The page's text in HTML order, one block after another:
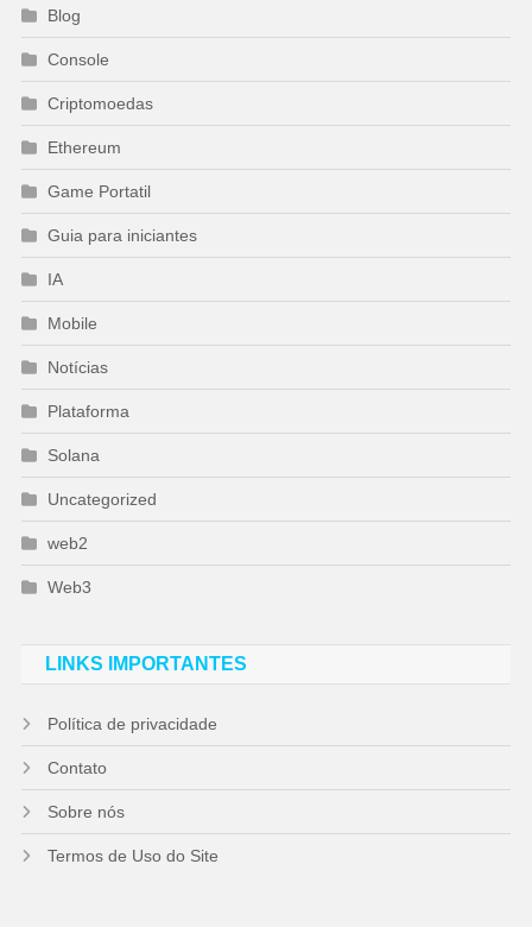
Blog
Console
Criptomoedas
Ethereum
Game Portatil
Guia para iniciantes
IA
Mobile
Notícias
Plataforma
Solana
Uncategorized
web2
Web3
LINKS IMPORTANTES
Política de privacidade
Contato
Sobre nós
Termos de Uso do Site